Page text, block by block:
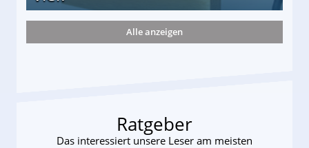
und wie viel?
Alle anzeigen
Ratgeber
Das interessiert unsere Leser am meisten